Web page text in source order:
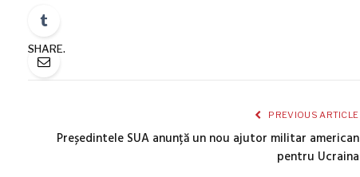
SHARE.
PREVIOUS ARTICLE
Președintele SUA anunță un nou ajutor militar american
pentru Ucraina